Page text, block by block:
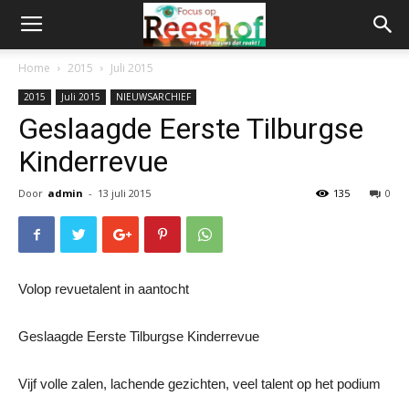
Home 2015 Juli 2015
2015 Juli 2015 NIEUWSARCHIEF
Geslaagde Eerste Tilburgse
Kinderrevue
Door admin - 13 juli 2015 0
135
Volop revuetalent in aantocht
Geslaagde Eerste Tilburgse Kinderrevue
Vijf volle zalen, lachende gezichten, veel talent op het podium